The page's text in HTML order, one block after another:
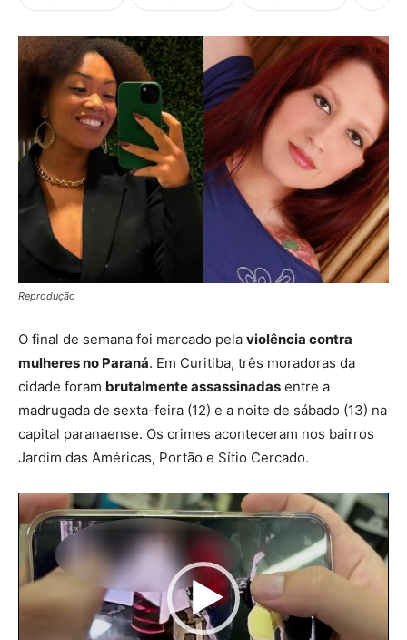
Reprodução
O final de semana foi marcado pela violência contra
mulheres no Paraná. Em Curitiba, três moradoras da
cidade foram brutalmente assassinadas entre a
madrugada de sexta-feira (12) e a noite de sábado (13) na
capital paranaense. Os crimes aconteceram nos bairros
Jardim das Américas, Portão e Sítio Cercado.
Tocador
de
vídeo